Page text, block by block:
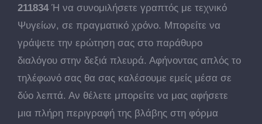
211834Ή να συνομιλήσετε γραπτός με τεχνικό
Ψυγείων, σε πραγματικό χρόνο. Μπορείτε να
γράψετε την ερώτηση σας στο παράθυρο
διαλόγου στην δεξιά πλευρά. Αφήνοντας απλός το
τηλέφωνό σας θα σας καλέσουμε εμείς μέσα σε
δύο λεπτά. Αν θέλετε μπορείτε να μας αφήσετε
μια πλήρη περιγραφή της βλάβης στη φόρμα